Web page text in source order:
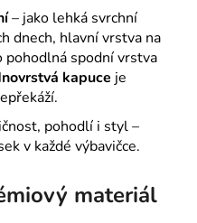
– jako lehká svrchní
dnech, hlavní vrstva na
pohodlná spodní vrstva
kapuce je
pohodlí i styl –
v každé výbavičce.
materiál